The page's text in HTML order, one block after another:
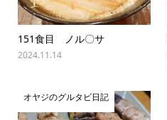
151食目 ノル〇サ
2024.11.14
オヤジのグルタビ日記